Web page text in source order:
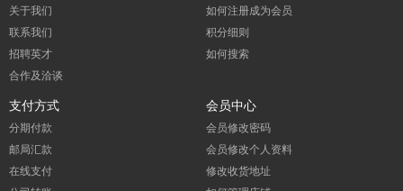
关于我们
联系我们
招聘英才
合作及洽谈
如何注册成为会员
积分细则
如何搜索
支付方式
分期付款
邮局汇款
在线支付
会员中心
会员修改密码
会员修改个人资料
修改收货地址